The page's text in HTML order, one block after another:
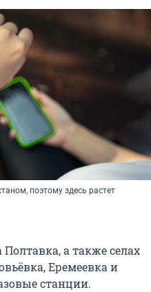
поэтому здесь растет
Полтавка, а также селах
Еремеевка и
станции.